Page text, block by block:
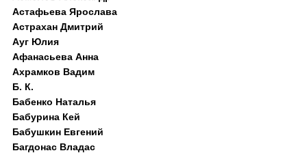
Астафьева Ярослава
Астрахан Дмитрий
Ауг Юлия
Афанасьева Анна
Ахрамков Вадим
Б. К.
Бабенко Наталья
Бабурина Кей
Бабушкин Евгений
Багдонас Владас